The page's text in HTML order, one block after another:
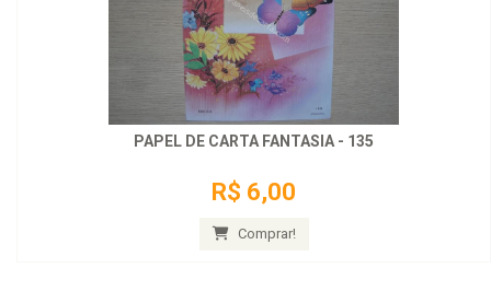
PAPEL DE CARTA FANTASIA - 135
R$ 6,00
Comprar!